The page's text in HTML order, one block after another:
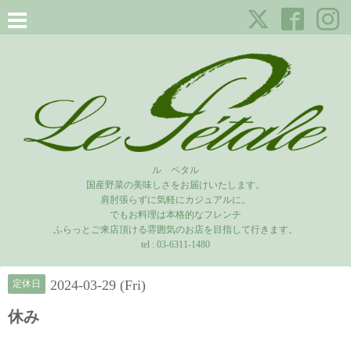
ル ペタル
国産野菜の美味しさをお届けいたします。
肩肘張らずに気軽にカジュアルに。
でもお料理は本格的なフレンチ
ふらっとご来店頂ける雰囲気のお店を目指して行きます。
tel : 03-6311-1480
定休日 2024-03-29 (Fri)
休み